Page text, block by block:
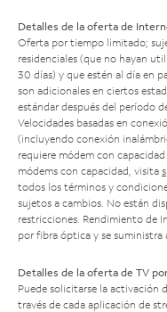
Detalles de la oferta de
Oferta por tiempo limitado;
residenciales (que no hayan
30 días) y que estén al día en
son adicionales en ciertos
estándar después del período
Velocidades basadas en
(incluyendo conexión
requiere módem con
módems con capacidad, visita
todos los términos y
sujetos a cambios. No están
restricciones. Rendimiento de
por fibra óptica y se suministra
Detalles de la oferta de TV
Puede solicitarse la activación
través de cada aplicación de